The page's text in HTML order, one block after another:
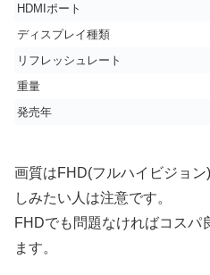
HDMIポート
ディスプレイ種類
リフレッシュレート
重量
発売年
画質はFHD(フルハイビジョ
しみたい人は注意です。
FHDでも問題なければコスパ
ます。